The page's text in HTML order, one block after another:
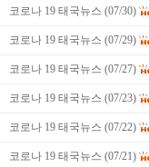
코로나 19 태국뉴스 (07/30)
코로나 19 태국뉴스 (07/29)
코로나 19 태국뉴스 (07/27)
코로나 19 태국뉴스 (07/23)
코로나 19 태국뉴스 (07/22)
코로나 19 태국뉴스 (07/21)